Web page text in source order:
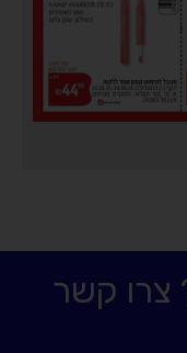
צרו קשר